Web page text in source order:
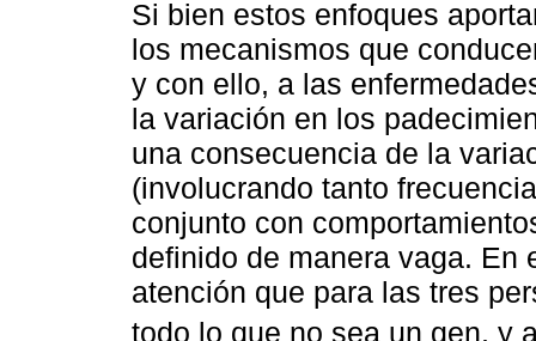
Si bien estos enfoques
los mecanismos que
y con ello, a las
la variación en los
una consecuencia de la
(involucrando tanto
conjunto con
definido de manera vaga. En
atención que para las tres
todo lo que no sea un gen, y